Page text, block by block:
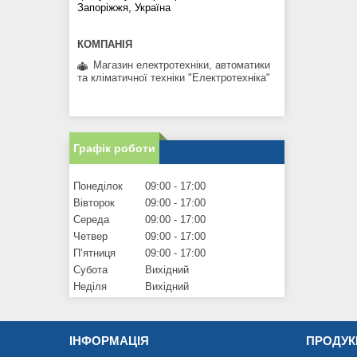
Запоріжжя, Україна
Магазин електротехніки, автоматики
та кліматичної техніки "Електротехніка"
Графік роботи
Понеділок 09:00
17:00
Вівторок
09:00
17:00
Середа
09:00
17:00
Четвер
09:00
17:00
Пʼятниця
09:00
17:00
Субота
Вихідний
Неділя
Вихідний
ІНФОРМАЦІЯ